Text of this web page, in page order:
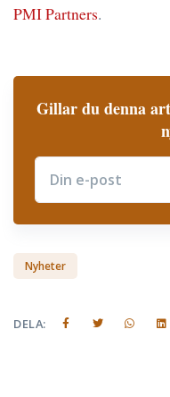
PMI Partners.
Gillar du denna
Subscribe
Nyheter
DELA: